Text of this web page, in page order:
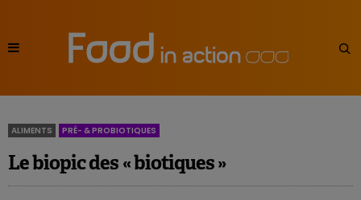
ALIMENTS PRÉ- & PROBIOTIQUES
Le biopic des « biotiques »